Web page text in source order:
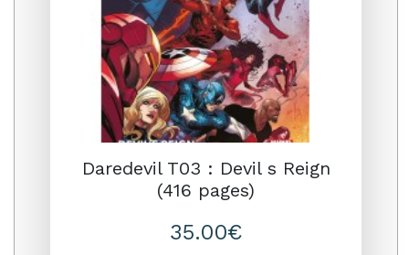
Daredevil T03 : Devil s Reign
(416 pages)
35.00€